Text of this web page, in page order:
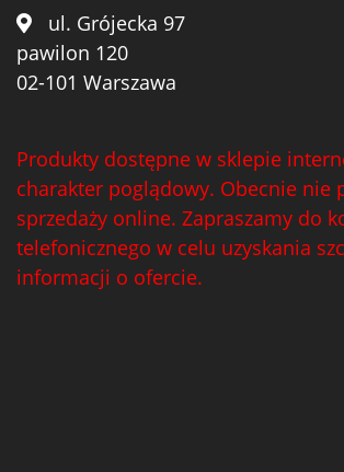
ul. Grójecka 97
pawilon 120
02-101 Warszawa
Produkty dostępne w sklepie
charakter poglądowy. Obecnie nie
sprzedaży online. Zapraszamy do
telefonicznego w celu uzyskania
informacji o ofercie.